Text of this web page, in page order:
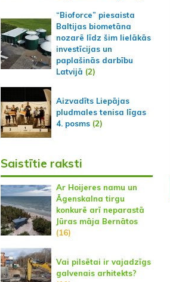
“Bioforce” piesaista
Baltijas biometāna
nozarē līdz šim lielākās
investīcijas un
paplašinās darbību
Latvijā (2)
Aizvadīts Liepājas
pludmales tenisa līgas
4. posms(2)
Saistītie raksti
Ar Hoijeres namu un
Āgenskalna tirgu
konkurē arī neparastā
Jūras māja Bernātos
(16)
Vai pilsētai ir vajadzīgs
galvenais arhitekts?